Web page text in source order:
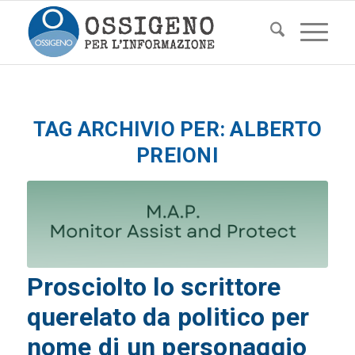
TAG ARCHIVIO PER:ALBERTO
PREIONI
Prosciolto lo scrittore
querelato da politico per
nome di un personaggio